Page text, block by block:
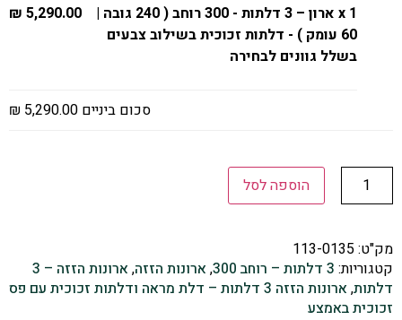
x 1
ארון – 3 דלתות - 300 רוחב ( 240 גובה |
60 עומק ) - דלתות זכוכית בשילוב צבעים
בשלל גוונים לבחירה
5,290.00 ₪
סכום ביניים 5,290.00 ₪
הוספה לסל
מק"ט:113-0135
קטגוריות: 3 דלתות – רוחב 300 , ארונות הזזה,
ארונות הזזה – 3
דלתות,
ארונות הזזה 3 דלתות – דלת מראה ודלתות זכוכית עם פס
זכוכית באמצע